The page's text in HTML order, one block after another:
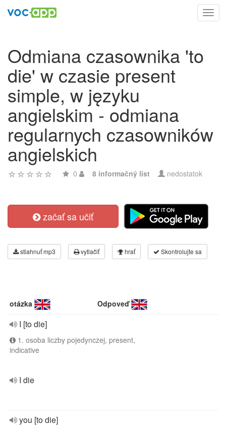
Odmiana czasownika 'to
die' w czasie present
simple, w języku
angielskim - odmiana
regularnych czasowników
angielskich
0 8 informačný list nedostatok
začať sa učiť
stiahnuť mp3 vytlačiť hrať Skontrolujte sa
otázka Odpoveď
I [to die]
1. osoba liczby pojedynczej, present,
indicative
I die
you [to die]